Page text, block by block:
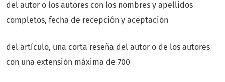
del autor o los autores con los nombres y apellidos
completos, fecha de recepción y aceptación
del artículo, una corta reseña del autor o de los autores
con una extensión máxima de 700